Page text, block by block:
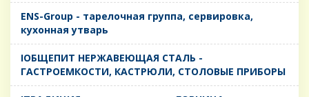
ENS-Group - тарелочная группа, сервировка,
кухонная утварь
IОБЩЕПИТ НЕРЖАВЕЮЩАЯ СТАЛЬ -
ГАСТРОЕМКОСТИ, КАСТРЮЛИ, СТОЛОВЫЕ ПРИБОРЫ